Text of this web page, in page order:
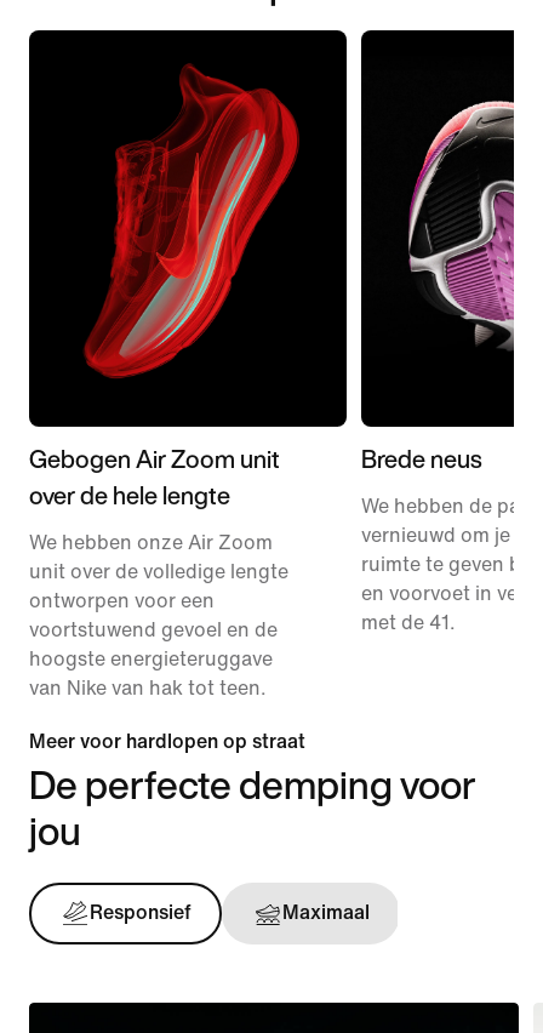
Gebogen Air Zoom unit
over de hele lengte
We hebben onze Air Zoom
unit over de volledige lengte
ontworpen voor een
voortstuwend gevoel en de
hoogste energieteruggave
van Nike van hak tot teen.
Brede neus
We hebben de
vernieuwd om je
ruimte te geven bij
en voorvoet in
met de 41.
Meer voor hardlopen op straat
De perfecte demping voor
jou
Responsief Maximaal